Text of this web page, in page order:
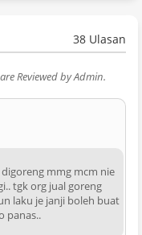
38 Ulasan
Reviewed by Admin.
mmg mcm nie
tgk org jual goreng
laku je janji boleh buat
panas..